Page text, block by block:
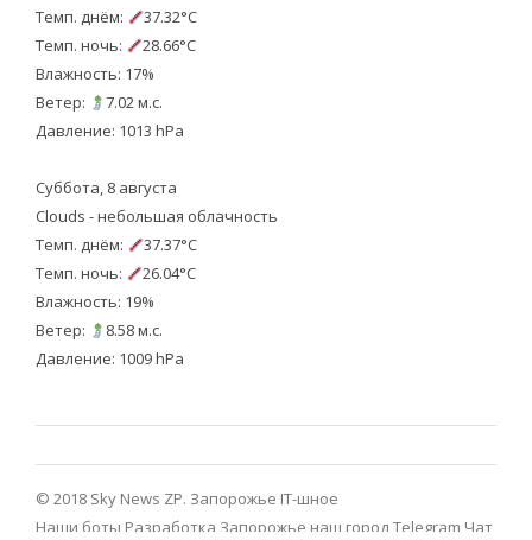
Темп. днём:
37.32°C
Темп. ночь:
28.66°C
Влажность: 17%
Ветер:
7.02 м.с.
Давление: 1013 hPa
Суббота, 8 августа
Clouds - небольшая облачность
Темп. днём:
37.37°C
Темп. ночь:
26.04°C
Влажность: 19%
Ветер:
8.58 м.с.
Давление: 1009 hPa
© 2018 Sky News ZP. Запорожье IT-шное
Наши боты Разработка Запорожье наш город Telegram Чат